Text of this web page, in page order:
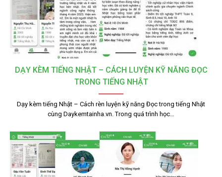
DẠY KÈM TIẾNG NHẬT – CÁCH LUYỆN KỸ NĂNG ĐỌC
TRONG TIẾNG NHẬT
Dạy kèm tiếng Nhật – Cách rèn luyện kỹ năng Đọc trong tiếng Nhật
cùng Daykemtainha.vn. Trong quá trình học…